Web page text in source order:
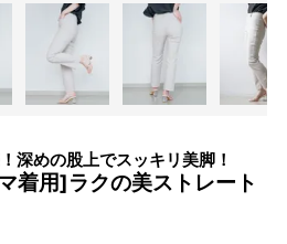
深めの股上でスッキリ美脚！
着用]ラクの美ストレート